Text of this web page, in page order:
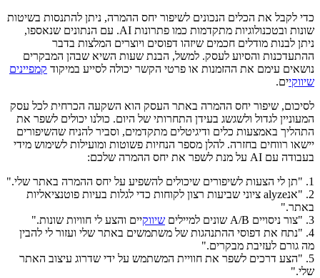
כדי לקבל את הכלים הנכונים לשיפור יחס ההמרה, ניתן להתנסות בשיטות
שונות ובטכנולוגיות מתקדמות כמו פתרונות AI. עם הנתונים שנאספו,
ניתן לבנות מודלים חכמים שיזהו דפוסים ויוצרים המלצות בדבר
ההתעדכנות והסיוע לעסק. למשל, הבנת שעות השיא שבהן המבקרים
נושאים עימם את ההזמנות או פרטי הקשר יכולה לסייע במיקוד קמפיינים
שיווקיים.
לסיכום, שיפור יחס ההמרה באתר העסק הוא השקעה הכרחית לכל עסק
המעוניין לגדול ולשגשג בעידן התחרותי של היום. כולנו יכולים לשפר את
התהליך באמצעות כלים ודיגיטלים מתקדמים, וסביר להניח שהשיפורים
יישאו רווחים בחזרה. להלן מספר הנחיות פשוטות ומועילות לשימוש מידי
בעבודה עם AI על מנת לשפר את יחס ההמרה שלכם:
1. "תן לי הצעות לשיפורים שיכולים להשפיע על יחס ההמרה באתר שלי."
2. "אנalyze ציוני שביעות רצון לקוחות כדי לגלות בעיות פוטנציאליות
באתר."
3. "צור ניסויים A/B שונים למיילים
שיווקיים והצע לי חוויות שונות."
4. "נתח את דפוסי ההתנהגות של משתמשים באתר שלי ועזור לי להבין
מה גורם לעזיבת מבקרים."
5. "הצע דרכים לשפר את חוויית המשתמש על ידי שדרוג עיצוב האתר
שלי."